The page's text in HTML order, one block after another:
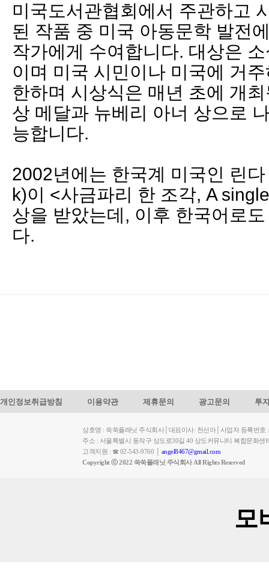
미국도서관협회에서 주관하고
된 작품 중 미국 아동문학 발전
작가에게 수여합니다. 대상은
이며 미국 시민이나 미국에 거
한하며 시상식은 매년 초에 개
상 메달과 뉴베리 아너 상으로
능합니다.
2002년에는 한국계 미국인 린
k)이 <사금파리 한 조각, A
상을 받았는데, 이후 한국어로
다.
개인정보취급방침 이용약관 제휴문의 광고문의 투
상호명 : 쑥쑥플래닛 주식회사│대표이사: 천선아│사업자 등록번호
주소 : 서울특별시 동작구 상도로30길 40 상도커뮤니티 복합문화
고객지원 : ☎ 02-543-9760 │ angel8467@gmail.com
Copyright ⓒ 2022 쑥쑥플래닛 주식회사 All Rights Reserved
모